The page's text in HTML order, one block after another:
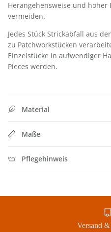
Herangehensweise und
vermeiden.
Jedes Stück Strickabfall aus
zu Patchworkstücken
Einzelstücke in aufwendiger
Pieces werden.
Material
Maße
Pflegehinweis
Versand